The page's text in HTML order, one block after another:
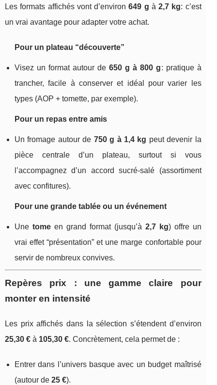
Les formats affichés vont d’environ649 g à2,7 kg: c’est
un vrai avantage pour adapter votre achat.
Pour un plateau “découverte”
Visez un format autour de650 g à 800 g: pratique à
trancher, facile à conserver et idéal pour varier les
types (AOP + tomette, par exemple).
Pour un repas entre amis
Un fromage autour de 750 g à 1,4 kg peut devenir la
pièce centrale d’un plateau, surtout si vous
l’accompagnez d’un accord sucré‑salé (assortiment
avec confitures).
Pour une grande tablée ou un événement
Une tomeen grand format (jusqu’à 2,7 kg) offre un
vrai effet “présentation” et une marge confortable pour
servir de nombreux convives.
Repères prix : une gamme claire pour
monter en intensité
Les prix affichés dans la sélection s’étendent d’environ
25,30 € à 105,30 €. Concrètement, cela permet de :
Entrer dans l’univers basque avec un budget maîtrisé
(autour de 25 €).